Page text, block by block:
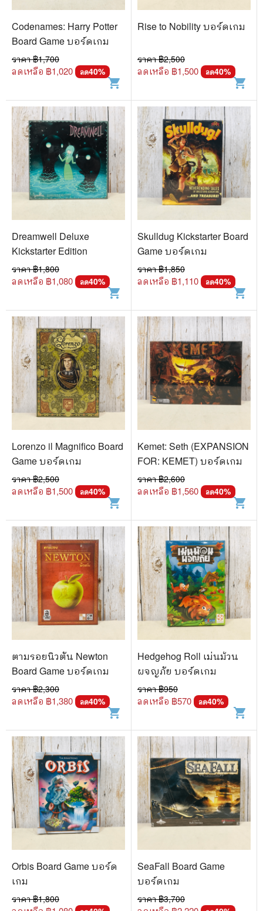
Codenames: Harry Potter
Board Game บอร์ดเกม
ราคา ฿1,700
ลดเหลือ ฿1,020 ลด40%
shopping_cart
Rise to Nobility บอร์ดเกม
ราคา ฿2,500
ลดเหลือ ฿1,500 ลด40%
shopping_cart
Dreamwell Deluxe
Kickstarter Edition
ราคา ฿1,800
ลดเหลือ ฿1,080 ลด40%
shopping_cart
Skulldug Kickstarter Board
Game บอร์ดเกม
ราคา ฿1,850
ลดเหลือ ฿1,110 ลด40%
shopping_cart
Lorenzo il Magnifico Board
Game บอร์ดเกม
ราคา ฿2,500
ลดเหลือ ฿1,500 ลด40%
shopping_cart
Kemet: Seth (EXPANSION
FOR: KEMET) บอร์ดเกม
ราคา ฿2,600
ลดเหลือ ฿1,560 ลด40%
shopping_cart
ตามรอยนิวตัน Newton
Board Game บอร์ดเกม
ราคา ฿2,300
ลดเหลือ ฿1,380 ลด40%
shopping_cart
Hedgehog Roll เม่นม้วน
ผจญภัย บอร์ดเกม
ราคา ฿950
ลดเหลือ ฿570 ลด40%
shopping_cart
Orbis Board Game บอร์ด
เกม
ราคา ฿1,800
SeaFall Board Game
บอร์ดเกม
ราคา ฿3,700